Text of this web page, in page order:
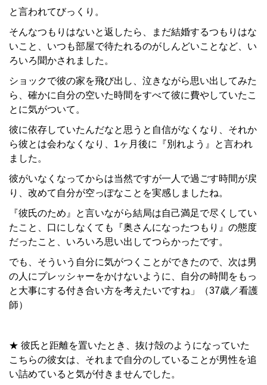
と言われてびっくり。
そんなつもりはないと返したら、まだ結婚するつもりはな
いこと、いつも部屋で待たれるのがしんどいことなど、い
ろいろ聞かされました。
ショックで彼の家を飛び出し、泣きながら思い出してみた
ら、確かに自分の空いた時間をすべて彼に費やしていたこ
とに気がついて。
彼に依存していたんだなと思うと自信がなくなり、それか
ら彼とは会わなくなり、1ヶ月後に『別れよう』と言われ
ました。
彼がいなくなってからは当然ですが一人で過ごす時間が戻
り、改めて自分が空っぽなことを実感しましたね。
『彼氏のため』と言いながら結局は自己満足で尽くしてい
たこと、口にしなくても『奥さんになったつもり』の態度
だったこと、いろいろ思い出してつらかったです。
でも、そういう自分に気がつくことができたので、次は男
の人にプレッシャーをかけないように、自分の時間をもっ
と大事にする付き合い方を考えたいですね」（37歳／看護
師）
★ 彼氏と距離を置いたとき、抜け殻のようになっていた
こちらの彼女は、それまで自分のしていることが男性を追
い詰めていると気が付きませんでした。